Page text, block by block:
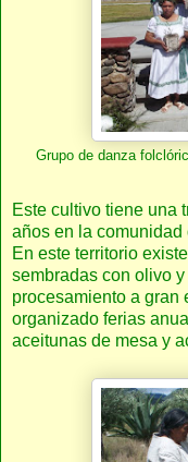
Grupo de danza
Este cultivo tiene una
años en la comunidad
En este territorio
sembradas con olivo
procesamiento a gran
organizado ferias
aceitunas de mesa y